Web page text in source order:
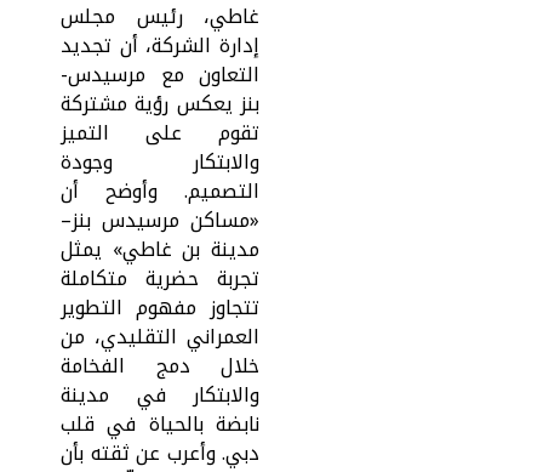
غاطي، رئيس مجلس
إدارة الشركة، أن تجديد
التعاون مع مرسيدس-
بنز يعكس رؤية مشتركة
تقوم على التميز
والابتكار وجودة
التصميم. وأوضح أن
«مساكن مرسيدس بنز–
مدينة بن غاطي» يمثل
تجربة حضرية متكاملة
تتجاوز مفهوم التطوير
العمراني التقليدي، من
خلال دمج الفخامة
والابتكار في مدينة
نابضة بالحياة في قلب
دبي. وأعرب عن ثقته بأن